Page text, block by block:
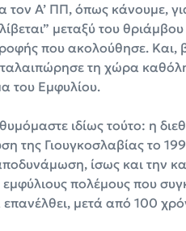
τον Α’ ΠΠ, όπως κάνουμε,
μεταξύ του
που ακολούθησε. Και,
τη χώρα
του Εμφυλίου.
ιδίως τούτο: η
της Γιουγκοσλαβίας το
ίσως και την
πολέμους που
επανέλθει, μετά από 100